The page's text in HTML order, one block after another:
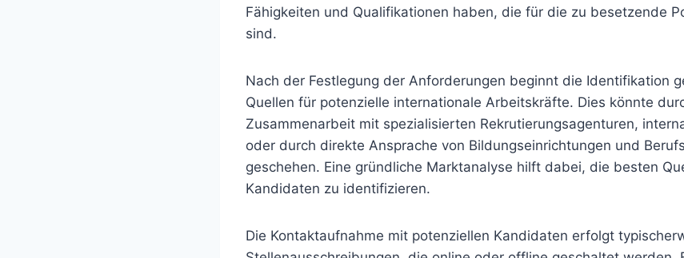
Fähigkeiten und Qualifikationen haben, die für die zu besetzende
sind.
Nach der Festlegung der Anforderungen beginnt die Identifikation
Quellen für potenzielle internationale Arbeitskräfte. Dies könnte
Zusammenarbeit mit spezialisierten Rekrutierungsagenturen,
oder durch direkte Ansprache von Bildungseinrichtungen und
geschehen. Eine gründliche Marktanalyse hilft dabei, die besten
Kandidaten zu identifizieren.
Die Kontaktaufnahme mit potenziellen Kandidaten erfolgt